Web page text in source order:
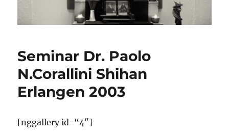
Seminar Dr. Paolo
N.Corallini Shihan
Erlangen 2003
[nggallery id=“4″]